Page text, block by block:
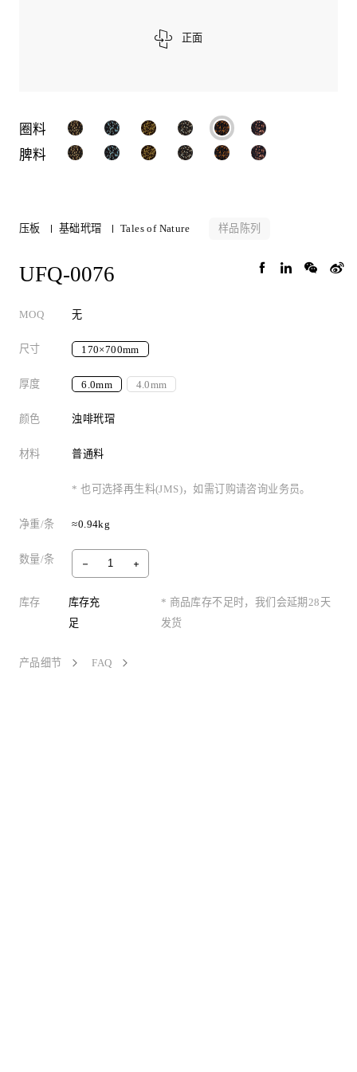
正面
圈料
脾料
压板 基础玳瑁 Tales of Nature 样品陈列
UFQ-0076
MOQ 无
尺寸 170×700mm
厚度 6.0mm 4.0mm
颜色 浊啡玳瑁
材料 普通料
* 也可选择再生料(JMS)，如需订购请咨询业务员。
净重/条 ≈0.94kg
数量/条
库存
库存充
足
* 商品库存不足时，我们会延期28天
发货
产品细节 FAQ